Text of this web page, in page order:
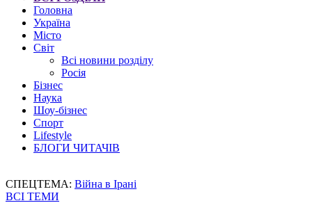
Головна
Україна
Місто
Світ
Всі новини розділу
Росія
Бізнес
Наука
Шоу-бізнес
Спорт
Lifestyle
БЛОГИ ЧИТАЧІВ
СПЕЦТЕМА: Війна в Ірані
ВСІ ТЕМИ